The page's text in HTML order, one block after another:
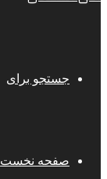
جستجو برای
صفحه نخست